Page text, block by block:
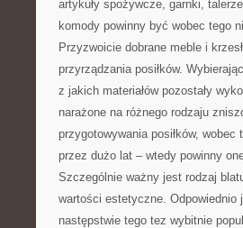
artykuły spożywcze, garnki,
komody powinny być wobec tego
Przyzwoicie dobrane meble i
przyrządzania posiłków.
z jakich materiałów pozostały
narażone na różnego rodzaju
przygotowywania posiłków,
przez dużo lat – wtedy powinny
Szczególnie ważny jest rodzaj
wartości estetyczne. Odpowiednio
następstwie tego tez wybitnie